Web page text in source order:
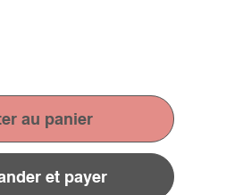
au panier
et payer